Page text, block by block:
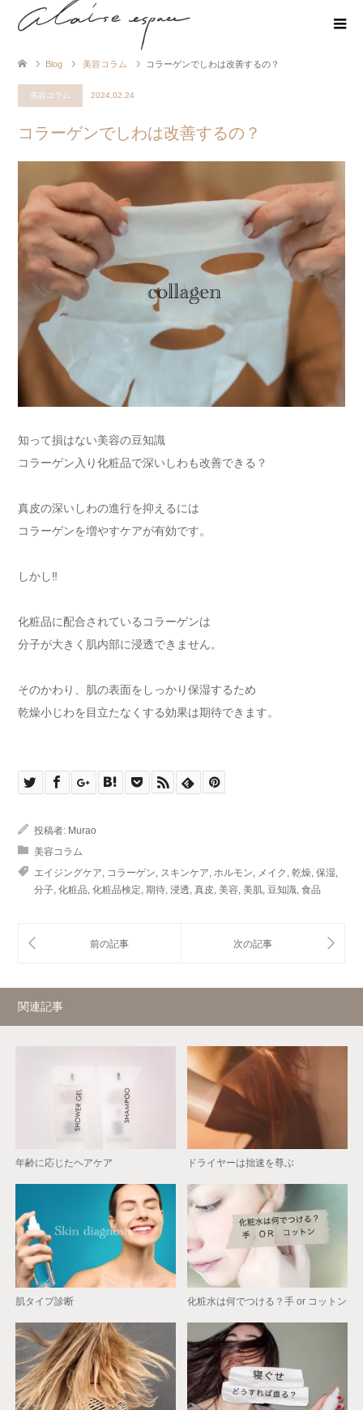
Blog 美容コラム コラーゲンでしわは改善するの？
美容コラム 2024.02.24
コラーゲンでしわは改善するの？
知って損はない美容の豆知識
コラーゲン入り化粧品で深いしわも改善できる？
真皮の深いしわの進行を抑えるには
コラーゲンを増やすケアが有効です。
しかし‼︎
化粧品に配合されているコラーゲンは
分子が大きく肌内部に浸透できません。
そのかわり、肌の表面をしっかり保湿するため
乾燥小じわを目立たなくする効果は期待できます。
投稿者: Murao
美容コラム
エイジングケア, コラーゲン, スキンケア, ホルモン, メイク , 乾燥, 保湿,
分子, 化粧品, 化粧品検定, 期待, 浸透, 真皮, 美容, 美肌, 豆知識, 食品
関連記事
年齢に応じたヘアケア ドライヤーは拙速を尊ぶ
肌タイプ診断 化粧水は何でつける？手 or コットン